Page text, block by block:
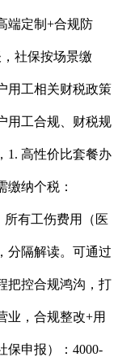
定制+合规防
社保按场景缴
用工相关财税政策
用工合规、财税规
1. 高性价比套餐办
缴纳个税：
所有工伤费用（医
分隔解读。可通过
把控合规鸿沟，打
业，合规整改+用
保申报）：4000-